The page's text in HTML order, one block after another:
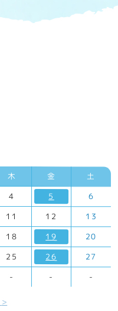
木 金 土
4 5
6
11 12
13
18 19 20
25 26 27
- - -